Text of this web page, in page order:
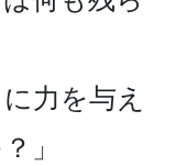
力を与え
」